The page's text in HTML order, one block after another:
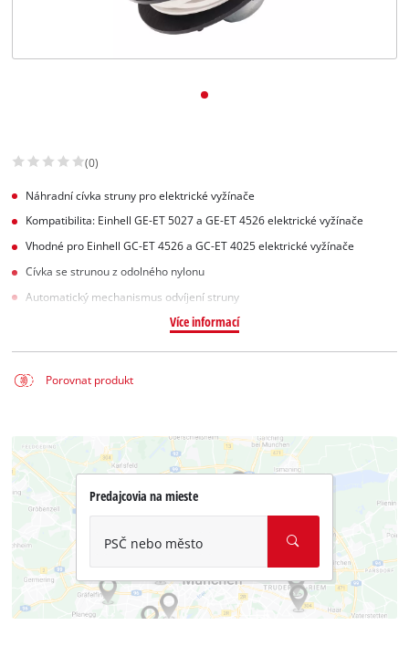
(0)
Náhradní cívka struny pro elektrické vyžínače
Kompatibilita: Einhell GE-ET 5027 a GE-ET 4526 elektrické vyžínače
Vhodné pro Einhell GC-ET 4526 a GC-ET 4025 elektrické vyžínače
Cívka se strunou z odolného nylonu
Automatický mechanismus odvíjení struny
Více informací
Porovnat produkt
Predajcovia na mieste
PSČ nebo město